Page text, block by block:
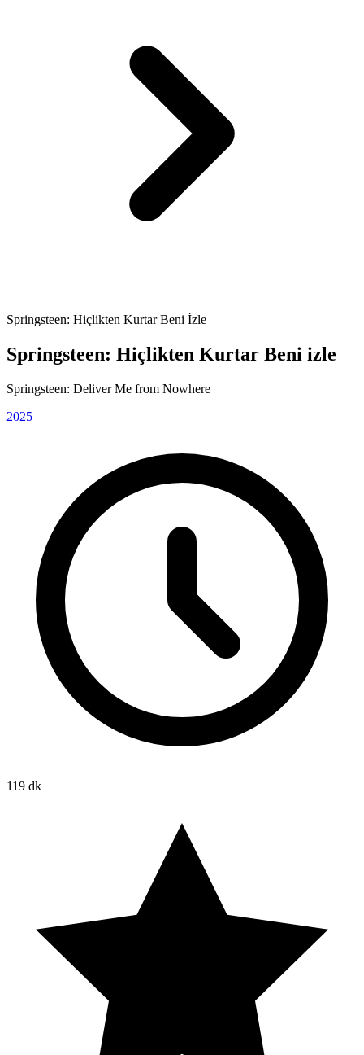
Springsteen: Hiçlikten Kurtar Beni İzle
Springsteen: Hiçlikten Kurtar Beni izle
Springsteen: Deliver Me from Nowhere
2025
119 dk